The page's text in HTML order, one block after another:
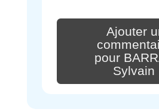
Ajouter
pour
Sylvain